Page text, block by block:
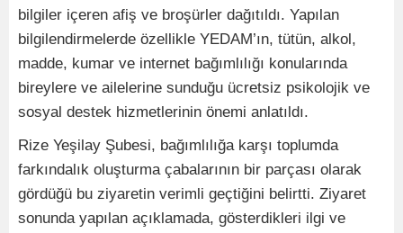
bilgiler içeren afiş ve broşürler dağıtıldı. Yapılan
bilgilendirmelerde özellikle YEDAM’ın, tütün, alkol,
madde, kumar ve internet bağımlılığı konularında
bireylere ve ailelerine sunduğu ücretsiz psikolojik ve
sosyal destek hizmetlerinin önemi anlatıldı.
Rize Yeşilay Şubesi, bağımlılığa karşı toplumda
farkındalık oluşturma çabalarının bir parçası olarak
gördüğü bu ziyaretin verimli geçtiğini belirtti. Ziyaret
sonunda yapılan açıklamada, gösterdikleri ilgi ve